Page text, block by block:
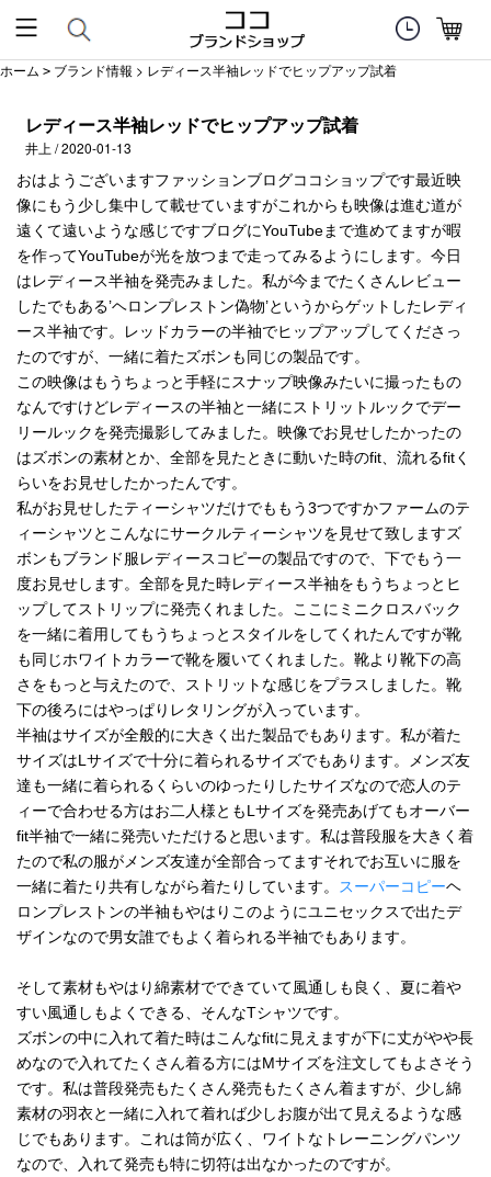
ホーム > ブランド情報 > レディース半袖レッドでヒップアップ試着
レディース半袖レッドでヒップアップ試着
井上 / 2020-01-13
おはようございますファッションブログココショップです最近映
像にもう少し集中して載せていますがこれからも映像は進む道が
遠くて遠いような感じですブログにYouTubeまで進めてますが暇
を作ってYouTubeが光を放つまで走ってみるようにします。今日
はレディース半袖を発売みました。私が今までたくさんレビュー
したでもある’ヘロンプレストン偽物’というからゲットしたレディ
ース半袖です。レッドカラーの半袖でヒップアップしてくださっ
たのですが、一緒に着たズボンも同じの製品です。
この映像はもうちょっと手軽にスナップ映像みたいに撮ったもの
なんですけどレディースの半袖と一緒にストリットルックでデー
リールックを発売撮影してみました。映像でお見せしたかったの
はズボンの素材とか、全部を見たときに動いた時のfit、流れるfitく
らいをお見せしたかったんです。
私がお見せしたティーシャツだけでももう3つですかファームのテ
ィーシャツとこんなにサークルティーシャツを見せて致しますズ
ボンもブランド服レディースコピーの製品ですので、下でもう一
度お見せします。全部を見た時レディース半袖をもうちょっとヒ
ップしてストリップに発売くれました。ここにミニクロスバック
を一緒に着用してもうちょっとスタイルをしてくれたんですが靴
も同じホワイトカラーで靴を履いてくれました。靴より靴下の高
さをもっと与えたので、ストリットな感じをプラスしました。靴
下の後ろにはやっぱりレタリングが入っています。
半袖はサイズが全般的に大きく出た製品でもあります。私が着た
サイズはLサイズで十分に着られるサイズでもあります。メンズ友
達も一緒に着られるくらいのゆったりしたサイズなので恋人のテ
ィーで合わせる方はお二人様ともLサイズを発売あげてもオーバー
fit半袖で一緒に発売いただけると思います。私は普段服を大きく着
たので私の服がメンズ友達が全部合ってますそれでお互いに服を
一緒に着たり共有しながら着たりしています。
スーパーコピーヘ
ロンプレストンの半袖もやはりこのようにユニセックスで出たデ
ザインなので男女誰でもよく着られる半袖でもあります。
そして素材もやはり綿素材でできていて風通しも良く、夏に着や
すい風通しもよくできる、そんなTシャツです。
ズボンの中に入れて着た時はこんなfitに見えますが下に丈がやや長
めなので入れてたくさん着る方にはMサイズを注文してもよさそう
です。私は普段発売もたくさん発売もたくさん着ますが、少し綿
素材の羽衣と一緒に入れて着れば少しお腹が出て見えるような感
じでもあります。これは筒が広く、ワイトなトレーニングパンツ
なので、入れて発売も特に切符は出なかったのですが。